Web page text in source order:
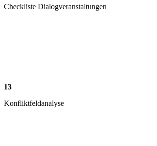
Checkliste Dialogveranstaltungen
13
Konfliktfeldanalyse